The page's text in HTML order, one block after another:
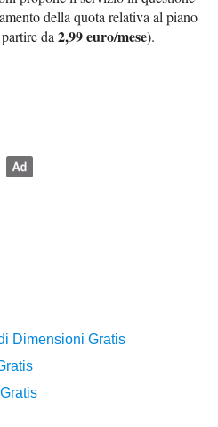
della quota relativa al piano
da2,99 euro/mese).